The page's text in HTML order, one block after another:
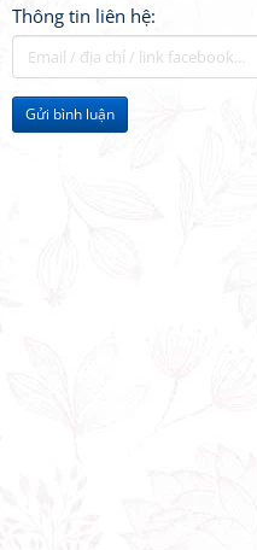
Thông tin liên hệ:
Gửi bình luận